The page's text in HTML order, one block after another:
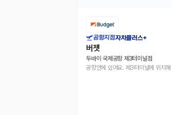
공항지점자차플러스+
버젯
두바이 국제공항 제3터미널점
공항안에 있어요. 제3터미널에 위치